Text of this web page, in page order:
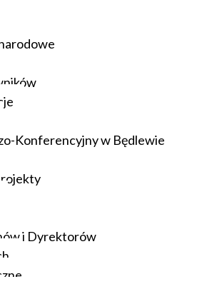
Konferencyjny w Będlewie
i Dyrektorów